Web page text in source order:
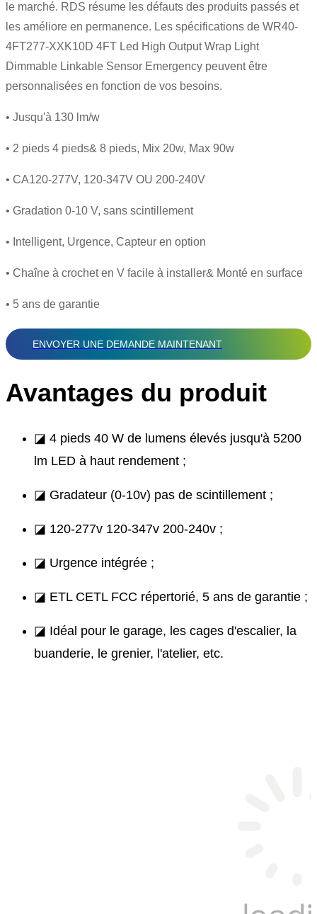
le marché. RDS résume les défauts des produits passés et
les améliore en permanence. Les spécifications de WR40-
4FT277-XXK10D 4FT Led High Output Wrap Light
Dimmable Linkable Sensor Emergency peuvent être
personnalisées en fonction de vos besoins.
• Jusqu'à 130 lm/w
• 2 pieds 4 pieds& 8 pieds, Mix 20w, Max 90w
• CA120-277V, 120-347V OU 200-240V
• Gradation 0-10 V, sans scintillement
• Intelligent, Urgence, Capteur en option
• Chaîne à crochet en V facile à installer& Monté en surface
• 5 ans de garantie
ENVOYER UNE DEMANDE MAINTENANT
Avantages du produit
◪ 4 pieds 40 W de lumens élevés jusqu'à 5200
lm LED à haut rendement ;
◪ Gradateur (0-10v) pas de scintillement ;
◪ 120-277v 120-347v 200-240v ;
◪ Urgence intégrée ;
◪ ETL CETL FCC répertorié, 5 ans de garantie ;
◪ Idéal pour le garage, les cages d'escalier, la
buanderie, le grenier, l'atelier, etc.